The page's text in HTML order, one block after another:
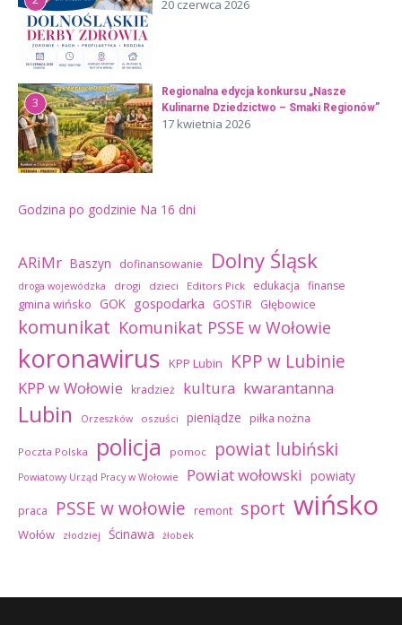
20 czerwca 2026
3
Regionalna edycja konkursu „Nasze
Kulinarne Dziedzictwo – Smaki Regionów”
17 kwietnia 2026
Godzina po godzinie Na 16 dni
ARiMr Baszyn dofinansowanie Dolny Śląsk
droga wojewódzka drogi dzieci Editors Pick edukacja finanse
gmina wińsko GOK gospodarka GOSTiR Głębowice
komunikat Komunikat PSSE w Wołowie
koronawirus KPP Lubin KPP w Lubinie
KPP w Wołowie kradzież kultura kwarantanna
Lubin Orzeszków oszuści pieniądze piłka nożna
Poczta Polska policja pomoc powiat lubiński
Powiatowy Urząd Pracy w Wołowie Powiat wołowski powiaty
praca PSSE w wołowie remont sport wińsko
Wołów złodziej Ścinawa żłobek